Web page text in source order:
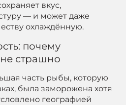
вкус,
— и может даже
охлаждённую.
почему
страшно
часть рыбы, которую
была заморожена хотя
географией